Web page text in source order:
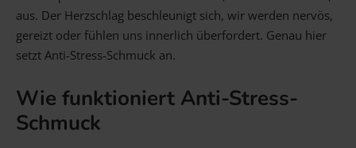
aus. Der Herzschlag beschleunigt sich, wir werden nervös,
gereizt oder fühlen uns innerlich überfordert. Genau hier
setzt Anti-Stress-Schmuck an.
Wie funktioniert Anti-Stress-
Schmuck